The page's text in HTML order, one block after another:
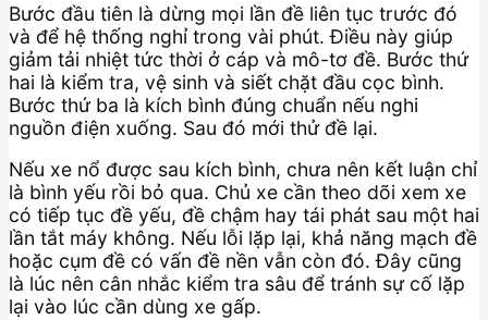
Bước đầu tiên là dừng mọi lần đề liên tục trước đó
và để hệ thống nghỉ trong vài phút. Điều này giúp
giảm tải nhiệt tức thời ở cáp và mô-tơ đề. Bước thứ
hai là kiểm tra, vệ sinh và siết chặt đầu cọc bình.
Bước thứ ba là kích bình đúng chuẩn nếu nghi
nguồn điện xuống. Sau đó mới thử đề lại.
Nếu xe nổ được sau kích bình, chưa nên kết luận chỉ
là bình yếu rồi bỏ qua. Chủ xe cần theo dõi xem xe
có tiếp tục đề yếu, đề chậm hay tái phát sau một hai
lần tắt máy không. Nếu lỗi lặp lại, khả năng mạch đề
hoặc cụm đề có vấn đề nền vẫn còn đó. Đây cũng
là lúc nên cân nhắc kiểm tra sâu để tránh sự cố lặp
lại vào lúc cần dùng xe gấp.